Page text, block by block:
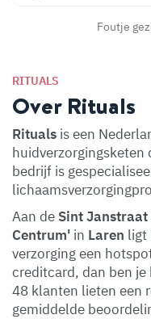
RITUALS
Over Rituals
Rituals is een
bedrijf is
Aan de Sint Janstraat
Centrum' in Laren ligt
verzorging een
creditcard, dan ben je
48 klanten lieten een
gemiddelde
Foutje